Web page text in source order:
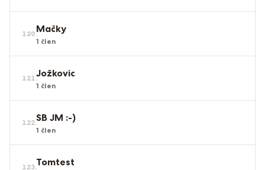
120.Mačky
1 člen
121.Jožkovic
1 člen
122.SB JM :-)
1 člen
123.Tomtest